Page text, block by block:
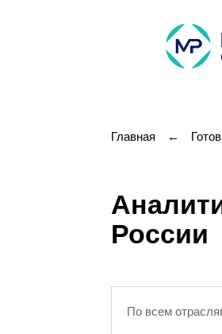
Главная ←
России
По всем